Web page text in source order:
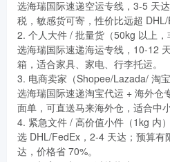
选海瑞国际速递空运专线，3-5 天
税，敏感货可寄，性价比远超 DHL/
2. 个人大件 / 批量货（50kg 以上，
选海瑞国际速递海运专线，10-12
箱，适合家具、家电、行李托运。
3. 电商卖家（Shopee/Lazada/ 淘宝
选海瑞国际速递淘宝代运 + 海外仓
面单，可直送马来海外仓，适合中
4. 紧急文件 / 高价值小件（1kg 内）
选 DHL/FedEx，2-4 天达；预算有
达，价格省 70%。